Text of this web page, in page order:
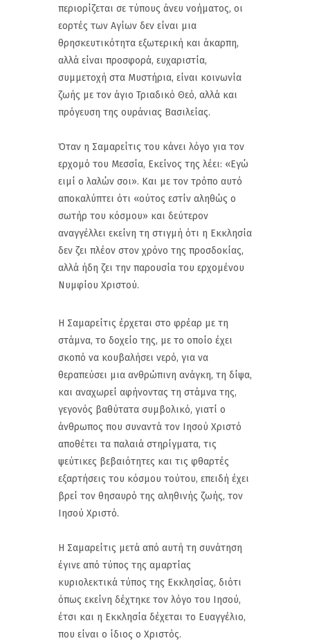
περιορίζεται σε τύπους άνευ νοήματος, οι
εορτές των Αγίων δεν είναι μια
θρησκευτικότητα εξωτερική και άκαρπη,
αλλά είναι προσφορά, ευχαριστία,
συμμετοχή στα Μυστήρια, είναι κοινωνία
ζωής με τον άγιο Τριαδικό Θεό, αλλά και
πρόγευση της ουράνιας Βασιλείας.
Όταν η Σαμαρείτις του κάνει λόγο για τον
ερχομό του Μεσσία, Εκείνος της λέει: «Εγώ
ειμί ο λαλών σοι». Και με τον τρόπο αυτό
αποκαλύπτει ότι «ούτος εστίν αληθώς ο
σωτήρ του κόσμου» και δεύτερον
αναγγέλλει εκείνη τη στιγμή ότι η Εκκλησία
δεν ζει πλέον στον χρόνο της προσδοκίας,
αλλά ήδη ζει την παρουσία του ερχομένου
Νυμφίου Χριστού.
Η Σαμαρείτις έρχεται στο φρέαρ με τη
στάμνα, το δοχείο της, με το οποίο έχει
σκοπό να κουβαλήσει νερό, για να
θεραπεύσει μια ανθρώπινη ανάγκη, τη δίψα,
και αναχωρεί αφήνοντας τη στάμνα της,
γεγονός βαθύτατα συμβολικό, γιατί ο
άνθρωπος που συναντά τον Ιησού Χριστό
αποθέτει τα παλαιά στηρίγματα, τις
ψεύτικες βεβαιότητες και τις φθαρτές
εξαρτήσεις του κόσμου τούτου, επειδή έχει
βρεί τον θησαυρό της αληθινής ζωής, τον
Ιησού Χριστό.
Η Σαμαρείτις μετά από αυτή τη συνάτηση
έγινε από τύπος της αμαρτίας
κυριολεκτικά τύπος της Εκκλησίας, διότι
όπως εκείνη δέχτηκε τον λόγο του Ιησού,
έτσι και η Εκκλησία δέχεται το Ευαγγέλιο,
που είναι ο ίδιος ο Χριστός.